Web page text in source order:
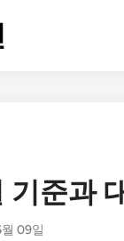
기준과
09일